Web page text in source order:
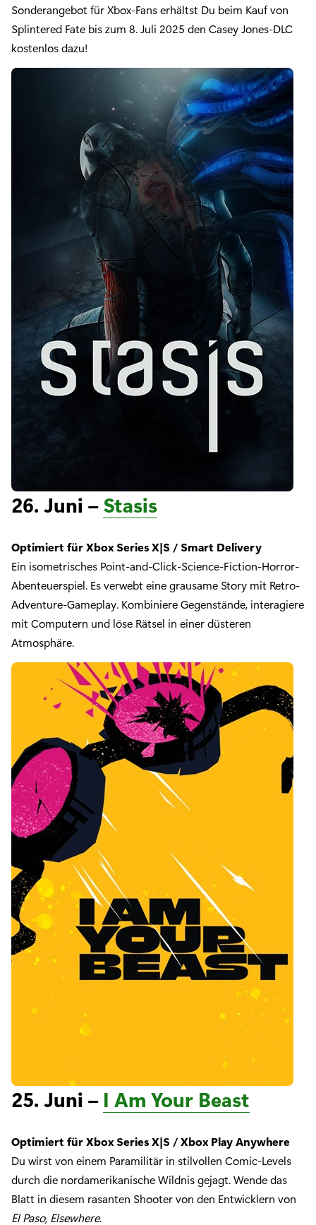
Sonderangebot für Xbox-Fans erhältst Du beim Kauf von
Splintered Fate bis zum 8. Juli 2025 den Casey Jones-DLC
kostenlos dazu!
26. Juni –Stasis
Optimiert für Xbox Series X|S / Smart Delivery
Ein isometrisches Point-and-Click-Science-Fiction-Horror-
Abenteuerspiel. Es verwebt eine grausame Story mit Retro-
Adventure-Gameplay. Kombiniere Gegenstände, interagiere
mit Computern und löse Rätsel in einer düsteren
Atmosphäre.
25. Juni – I Am Your Beast
Optimiert für Xbox Series X|S / Xbox Play Anywhere
Du wirst von einem Paramilitär in stilvollen Comic-Levels
durch die nordamerikanische Wildnis gejagt. Wende das
Blatt in diesem rasanten Shooter von den Entwicklern von
El Paso, Elsewhere.